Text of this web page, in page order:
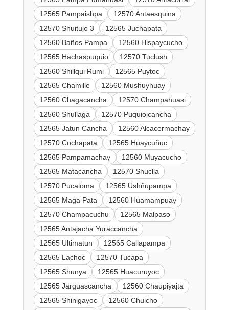
12565 Pampaishpa
12570 Antaesquina
12570 Shuitujo 3
12565 Juchapata
12560 Baños Pampa
12560 Hispaycucho
12565 Hachaspuquio
12570 Tuclush
12560 Shillqui Rumi
12565 Puytoc
12565 Chamille
12560 Mushuyhuay
12560 Chagacancha
12570 Champahuasi
12560 Shullaga
12570 Puquiojcancha
12565 Jatun Cancha
12560 Alcacermachay
12570 Cochapata
12565 Huaycuñuc
12565 Pampamachay
12560 Muyacucho
12565 Matacancha
12570 Shuclla
12570 Pucaloma
12565 Ushñupampa
12565 Maga Pata
12560 Huamampuay
12570 Champacuchu
12565 Malpaso
12565 Antajacha Yuraccancha
12565 Ultimatun
12565 Callapampa
12565 Lachoc
12570 Tucapa
12565 Shunya
12565 Huacuruyoc
12565 Jarguascancha
12560 Chaupiyajta
12565 Shinigayoc
12560 Chuicho